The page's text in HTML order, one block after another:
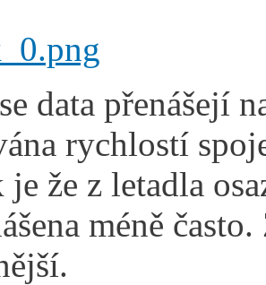
data přenášejí
rychlostí
je že z letadla
méně